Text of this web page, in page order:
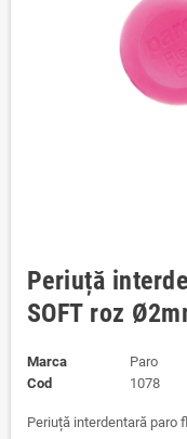
Periuță
SOFT roz
Marca
Paro
Cod
1078
Periuță interdentară paro